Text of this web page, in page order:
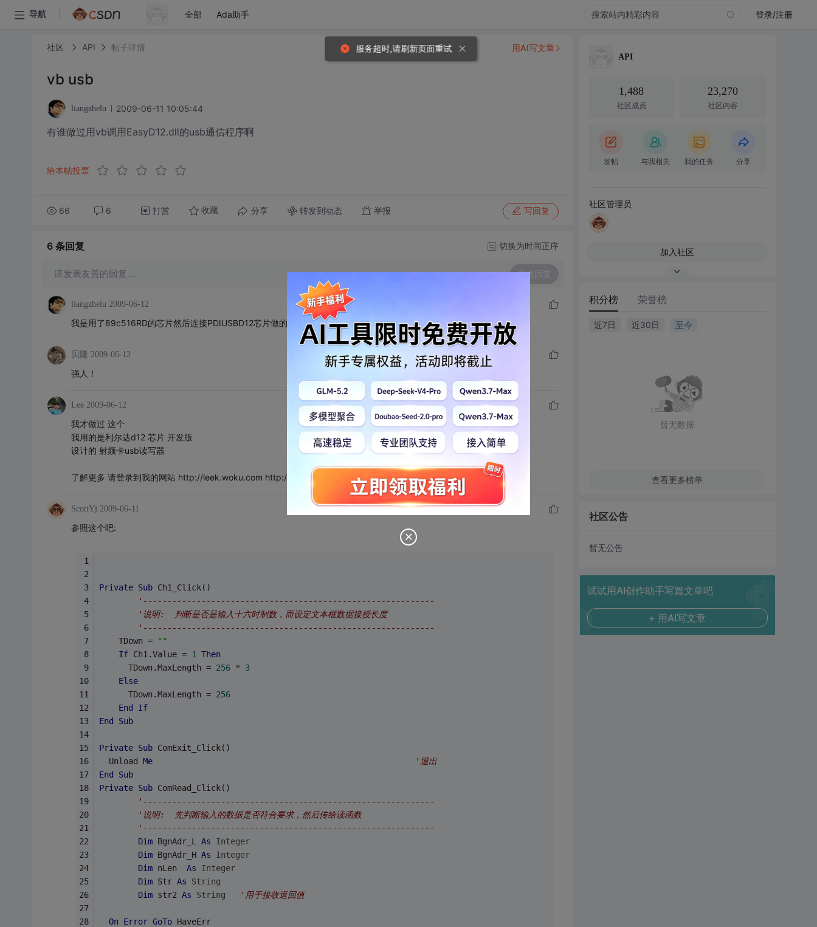
导航 全部 Ada助手 登录/注册
社区 API 帖子详情
vb usb
liangzhelu 2009-06-11 10:05:44
有谁做过用vb调用EasyD12.dll的usb通信程序啊
给本帖投票
66 6 打赏 收藏 分享 转发到动态 举报 写回复
用AI写文章
6 条回复 切换为时间正序
请发表友善的回复… 发表回复
liangzhelu 2009-06-12
我是用了89c516RD的芯片然后连接PDIUSBD12芯片做的usb c51的芯片还有连接一IC卡模块我想能操作读写IC卡
贝隆 2009-06-12
强人！
Lee 2009-06-12
我才做过 这个
我用的是利尔达d12 芯片 开发版
设计的 射频卡usb读写器
了解更多 请登录到我的网站 http://leek.woku.com http://www.duanliqing.kudo.cn
ScottYj 2009-06-11
参照这个吧:
Private Sub Ch1_Click()
'------------------------------------------------------------
'说明:  判断是否是输入十六时制数，而设定文本框数据接授长度
'------------------------------------------------------------
    TDown =
""
If Ch1.Value = 1
Then
      TDown.MaxLength =
256 * 3
Else
      TDown.MaxLength =
256
End
If
End
Sub
Private Sub ComExit_Click()
  Unload
Me
'退出
End
Sub
Private Sub ComRead_Click()
'------------------------------------------------------------
'说明:  先判断输入的数据是否符合要求，然后传给读函数
'------------------------------------------------------------
Dim BgnAdr_L As
Integer
Dim BgnAdr_H As
Integer
Dim nLen As
Integer
Dim Str As
String
Dim str2 As String '用于接收返回值
On Error GoTo HaveErr
API
1,488
社区成员
23,270
社区内容
发帖 与我相关 我的任务 分享
社区管理员
加入社区
积分榜 荣誉榜
近7日 近30日 至今
暂无数据
查看更多榜单
社区公告
暂无公告
试试用AI创作助手写篇文章吧
+ 用AI写文章
服务超时,请刷新页面重试